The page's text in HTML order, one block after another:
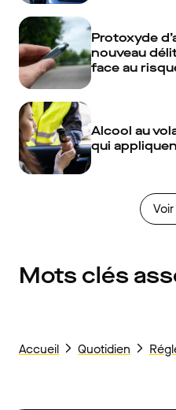
Protoxyde
nouveau
face au
Alcool au
qui
Mots clés
Accueil Quotidien